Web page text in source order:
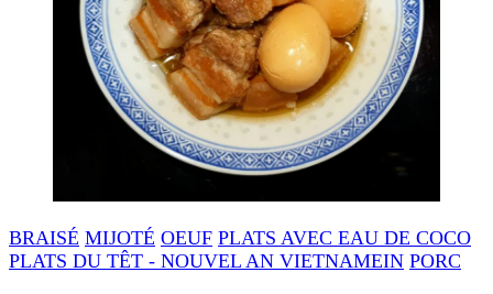
BRAISÉ MIJOTÉ OEUF PLATS AVEC EAU DE COCO
PLATS DU TÊT - NOUVEL AN VIETNAMEIN PORC